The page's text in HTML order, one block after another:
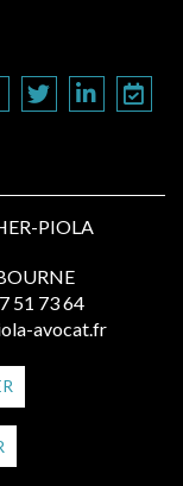
PIOLA
51 73 64
avocat.fr